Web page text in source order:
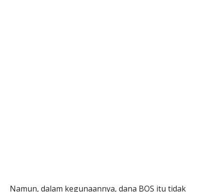
Namun, dalam kegunaannya, dana BOS itu tidak